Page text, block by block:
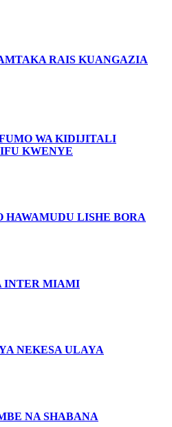
RAIS KUANGAZIA
WA KIDIJITALI
KWENYE
HAWAMUDU LISHE BORA
INTER MIAMI
NEKESA ULAYA
NA SHABANA